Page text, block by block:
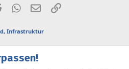
RedditWhatsApp
E-MailLink
Infrastruktur